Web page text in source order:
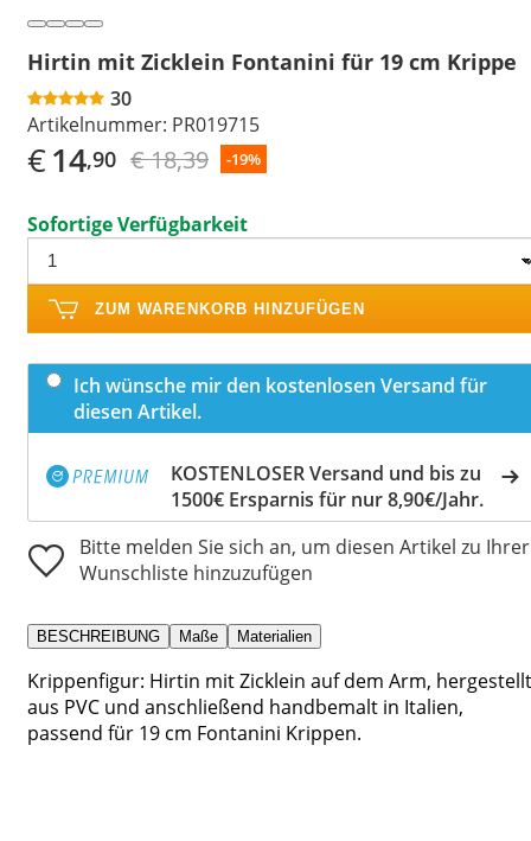
Hirtin mit Zicklein Fontanini für 19 cm Krippe
30
Artikelnummer: PR019715
€14,90 € 18,39 -19%
Sofortige Verfügbarkeit
ZUM WARENKORB HINZUFÜGEN
Ich wünsche mir den kostenlosen Versand für
diesen Artikel.
KOSTENLOSER Versand und bis zu
1500€ Ersparnis für nur 8,90€/Jahr.
Bitte melden Sie sich an, um diesen Artikel zu Ihrer
Wunschliste hinzuzufügen
BESCHREIBUNG Maße Materialien
Krippenfigur: Hirtin mit Zicklein auf dem Arm, hergestellt
aus PVC und anschließend handbemalt in Italien,
passend für 19 cm Fontanini Krippen.